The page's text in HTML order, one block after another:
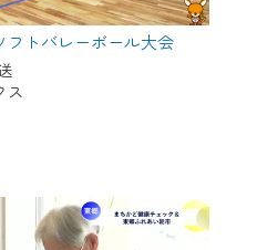
フトバレーボール大会
ス
ンには、MyIDが必
TVを含むCCNetの
くためのIDです。
フリーメールアドレ